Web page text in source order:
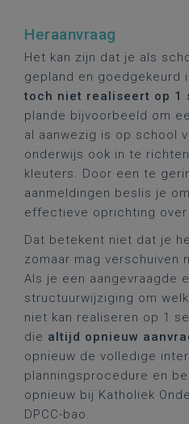
Heraanvraag
Het kan zijn dat je als
gepland en goedgekeurd
toch niet realiseert op 1
plande bijvoorbeeld om
al aanwezig is op school
onderwijs ook in te
kleuters. Door een te
aanmeldingen beslis je
effectieve oprichting over
Dat betekent niet dat je
zomaar mag verschuiven
Als je een aangevraagde
structuurwijziging om
niet kan realiseren op 1
die altijd opnieuw
opnieuw de volledige
planningsprocedure en
opnieuw bij Katholiek
DPCC-bao.